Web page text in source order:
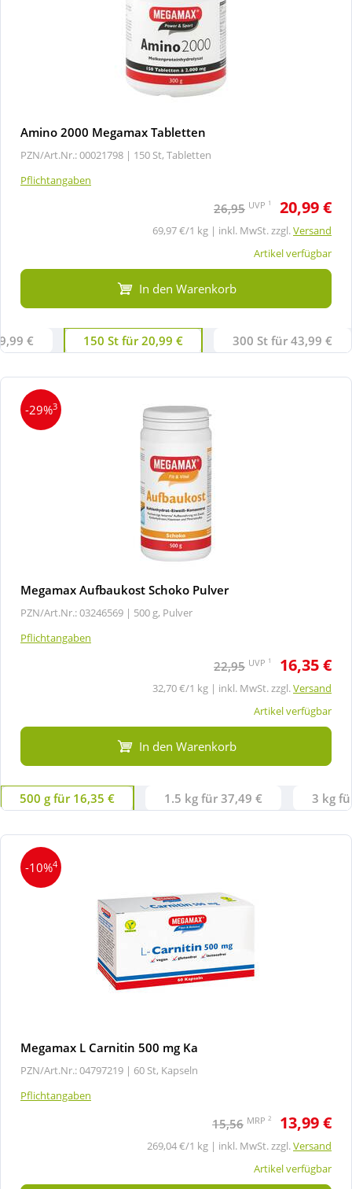
Amino 2000 Megamax Tabletten
PZN/Art.Nr.: 00021798 | 150 St, Tabletten
Pflichtangaben
26,95 UVP 1 20,99 €
69,97 €/1 kg | inkl. MwSt. zzgl.Versand
Artikel verfügbar
In den Warenkorb
€ 150 St für 20,99 € 300 St für 43,99 €
-29%3
Megamax Aufbaukost Schoko Pulver
PZN/Art.Nr.: 03246569 | 500 g, Pulver
Pflichtangaben
22,95 UVP 1 16,35 €
32,70 €/1 kg | inkl. MwSt. zzgl.Versand
Artikel verfügbar
In den Warenkorb
500 g für 16,35 € 1.5 kg für 37,49 € 3 kg
-10%4
Megamax L Carnitin 500 mg Ka
PZN/Art.Nr.: 04797219 | 60 St, Kapseln
Pflichtangaben
15,56 MRP 2 13,99 €
269,04 €/1 kg | inkl. MwSt. zzgl.Versand
Artikel verfügbar